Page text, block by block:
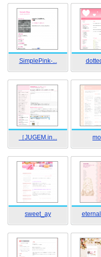
SimplePink-...
［JUGEM.in...
sweet_ay